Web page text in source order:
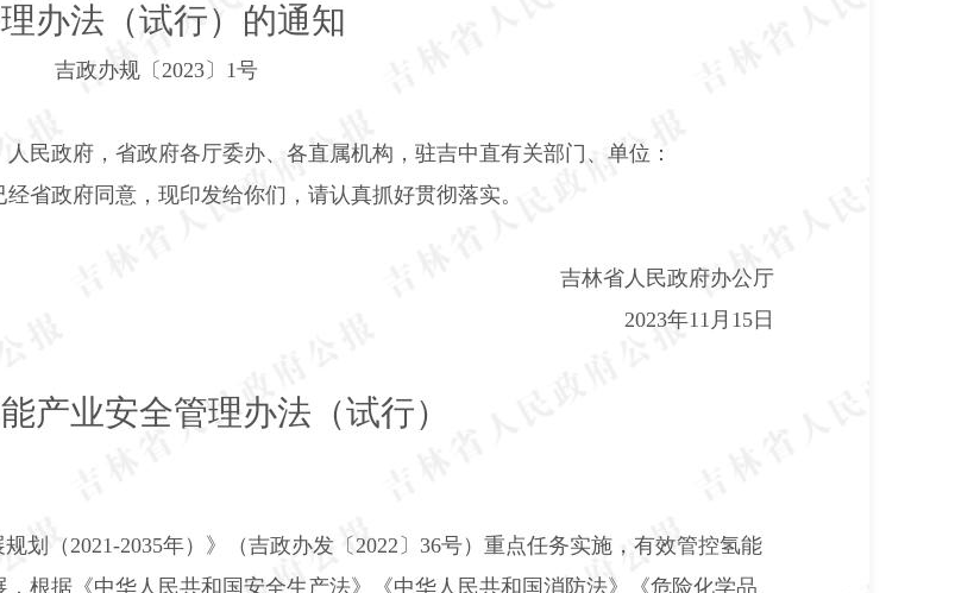
办法（试行）的通知
吉政办规〔 2023〕 1号
民政府，省政府各厅委办、各直属机构，驻吉中直有关部门、单位：
省政府同意，现印发给你们，请认真抓好贯彻落实。
吉林省人民政府办公厅
2023年11 月 15 日
产业安全管理办法（试行）
划（2021-2035年）》（吉政办发〔 2022 〕 36号）重点任务实施，有效管控氢能
根据《中华人民共和国安全生产法》《中华人民共和国消防法》《危险化学品